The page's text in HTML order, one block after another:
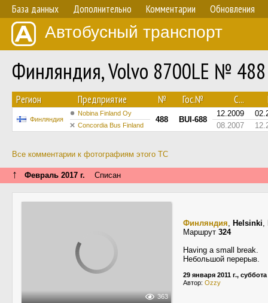
База данных Дополнительно Комментарии Обновления
Автобусный транспорт
Финляндия, Volvo 8700LE № 488
Регион Предприятие № Гос.№ С...
Финляндия
Nobina Finland Oy
488 BUI-688
12.2009
Concordia Bus Finland 08.2007
Все комментарии к фотографиям этого ТС
↑ Февраль 2017 г. Списан
363
Финляндия, Helsinki,
Маршрут 324
Having a small break.
Небольшой перерыв.
29 января 2011 г., суббота
Автор: Ozzy